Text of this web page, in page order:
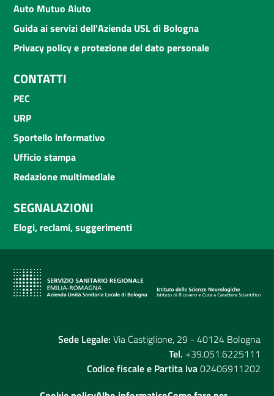
Auto Mutuo Aiuto
Guida ai servizi dell'Azienda USL di Bologna
Privacy policy e protezione del dato personale
CONTATTI
PEC
URP
Sportello informativo
Ufficio stampa
Redazione multimediale
SEGNALAZIONI
Elogi, reclami, suggerimenti
Sede Legale: Via Castiglione, 29 - 40124 Bologna
Tel. +39.051.6225111
Codice fiscale e Partita Iva02406911202